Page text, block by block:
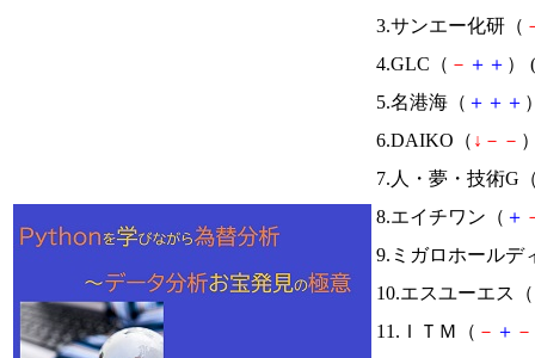
3.サンエー化研（
4.GLC（ － ＋ ＋ ） (
5.名港海（ ＋ ＋ ＋
6.DAIKO（ ↓ － －
7.人・夢・技術G
8.エイチワン（ ＋
9.ミガロホールデ
10.エスユーエス（
11.ＩＴＭ（ － ＋ －